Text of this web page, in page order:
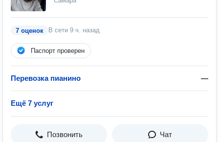
7 оценок В сети 9 ч. назад
Паспорт проверен
Перевозка пианино —
Ещё 7 услуг
Позвонить Чат